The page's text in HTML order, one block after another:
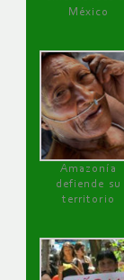
México
Amazonía
defiende su
territorio